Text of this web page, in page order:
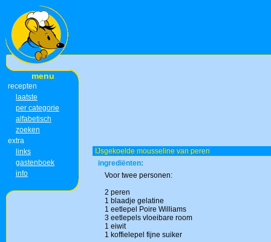
menu
recepten
laatste
per categorie
alfabetisch
zoeken
extra
links
gastenboek
info
IJsgekoelde mousseline van peren
ingrediënten:
Voor twee personen:
2 peren
1 blaadje gelatine
1 eetlepel Poire Williams
3 eetlepels vloeibare room
1 eiwit
1 koffielepel fijne suiker